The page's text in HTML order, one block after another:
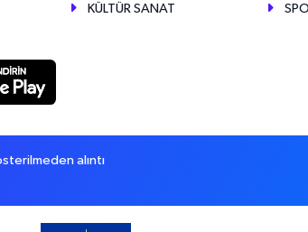
KÜLTÜR SANAT
alıntı